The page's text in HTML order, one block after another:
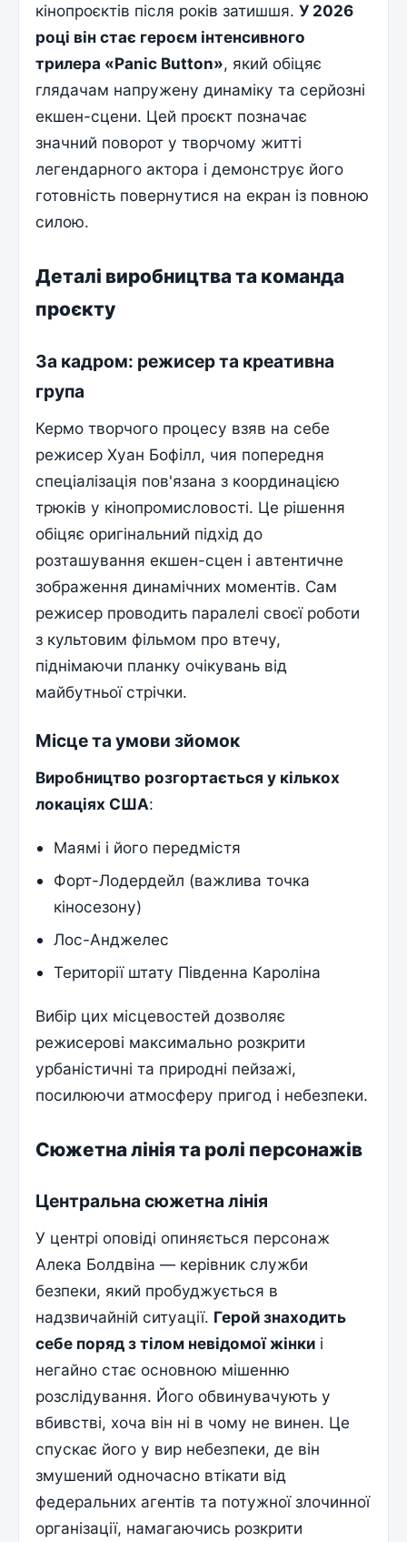
кінопроєктів після років затишшя.У 2026
році він стає героєм інтенсивного
трилера «Panic Button», який обіцяє
глядачам напружену динаміку та серйозні
екшен-сцени. Цей проєкт позначає
значний поворот у творчому житті
легендарного актора і демонструє його
готовність повернутися на екран із повною
силою.
Деталі виробництва та команда
проєкту
За кадром: режисер та креативна
група
Кермо творчого процесу взяв на себе
режисер Хуан Бофілл, чия попередня
спеціалізація пов'язана з координацією
трюків у кінопромисловості. Це рішення
обіцяє оригінальний підхід до
розташування екшен-сцен і автентичне
зображення динамічних моментів. Сам
режисер проводить паралелі своєї роботи
з культовим фільмом про втечу,
піднімаючи планку очікувань від
майбутньої стрічки.
Місце та умови зйомок
Виробництво розгортається у кількох
локаціях США:
Маямі і його передмістя
Форт-Лодердейл (важлива точка
кіносезону)
Лос-Анджелес
Території штату Південна Кароліна
Вибір цих місцевостей дозволяє
режисерові максимально розкрити
урбаністичні та природні пейзажі,
посилюючи атмосферу пригод і небезпеки.
Сюжетна лінія та ролі персонажів
Центральна сюжетна лінія
У центрі оповіді опиняється персонаж
Алека Болдвіна — керівник служби
безпеки, який пробуджується в
надзвичайній ситуації. Герой знаходить
себе поряд з тілом невідомої жінки і
негайно стає основною мішенню
розслідування. Його обвинувачують у
вбивстві, хоча він ні в чому не винен. Це
спускає його у вир небезпеки, де він
змушений одночасно втікати від
федеральних агентів та потужної злочинної
організації, намагаючись розкрити